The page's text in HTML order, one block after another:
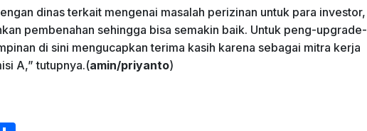
dinas terkait mengenai masalah perizinan untuk para investor,
pembenahan sehingga bisa semakin baik. Untuk peng-upgrade-
di sini mengucapkan terima kasih karena sebagai mitra kerja
A,” tutupnya.(amin/priyanto)